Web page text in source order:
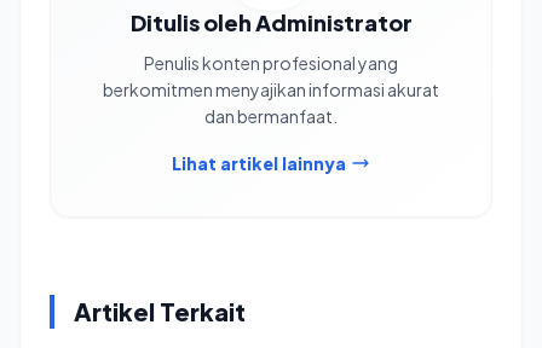
Ditulis oleh Administrator
Penulis konten profesional yang
berkomitmen menyajikan informasi akurat
dan bermanfaat.
Lihat artikel lainnya
Artikel Terkait